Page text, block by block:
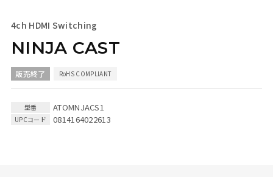
4ch HDMI Switching
NINJA CAST
ATOMNJACS1
0814164022613